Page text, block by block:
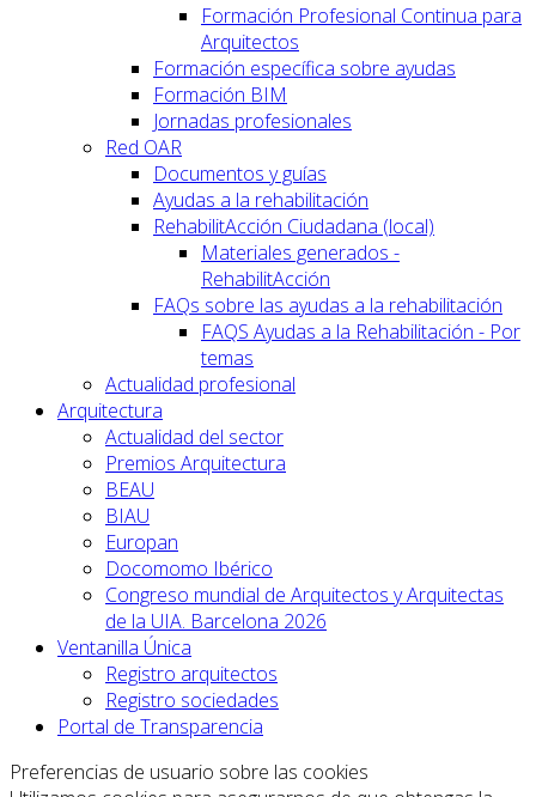
Formación Profesional Continua para
Arquitectos
Formación específica sobre ayudas
Formación BIM
Jornadas profesionales
Red OAR
Documentos y guías
Ayudas a la rehabilitación
RehabilitAcción Ciudadana (local)
Materiales generados -
RehabilitAcción
FAQs sobre las ayudas a la rehabilitación
FAQS Ayudas a la Rehabilitación - Por
temas
Actualidad profesional
Arquitectura
Actualidad del sector
Premios Arquitectura
BEAU
BIAU
Europan
Docomomo Ibérico
Congreso mundial de Arquitectos y Arquitectas
de la UIA. Barcelona 2026
Ventanilla Única
Registro arquitectos
Registro sociedades
Portal de Transparencia
Preferencias de usuario sobre las cookies